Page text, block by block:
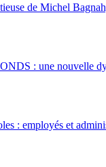
de Michel
: une nouvelle
: employés et